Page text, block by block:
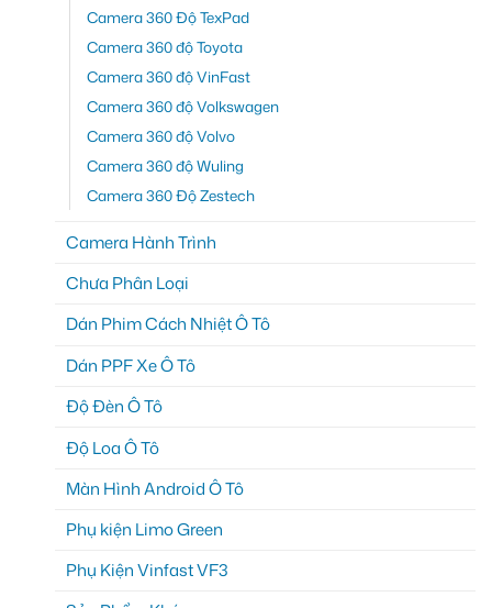
Camera 360 Độ TexPad
Camera 360 độ Toyota
Camera 360 độ VinFast
Camera 360 độ Volkswagen
Camera 360 độ Volvo
Camera 360 độ Wuling
Camera 360 Độ Zestech
Camera Hành Trình
Chưa Phân Loại
Dán Phim Cách Nhiệt Ô Tô
Dán PPF Xe Ô Tô
Độ Đèn Ô Tô
Độ Loa Ô Tô
Màn Hình Android Ô Tô
Phụ kiện Limo Green
Phụ Kiện Vinfast VF3